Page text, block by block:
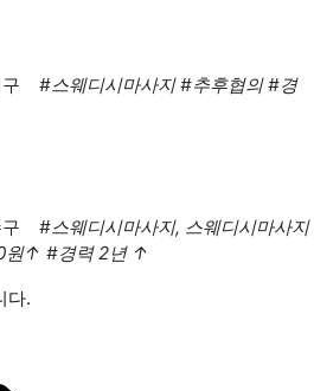
구 #스웨디시마사지 #추후협의 #경
구 #스웨디시마사지, 스웨디시마사지
원↑ #경력 2년 ↑
다.